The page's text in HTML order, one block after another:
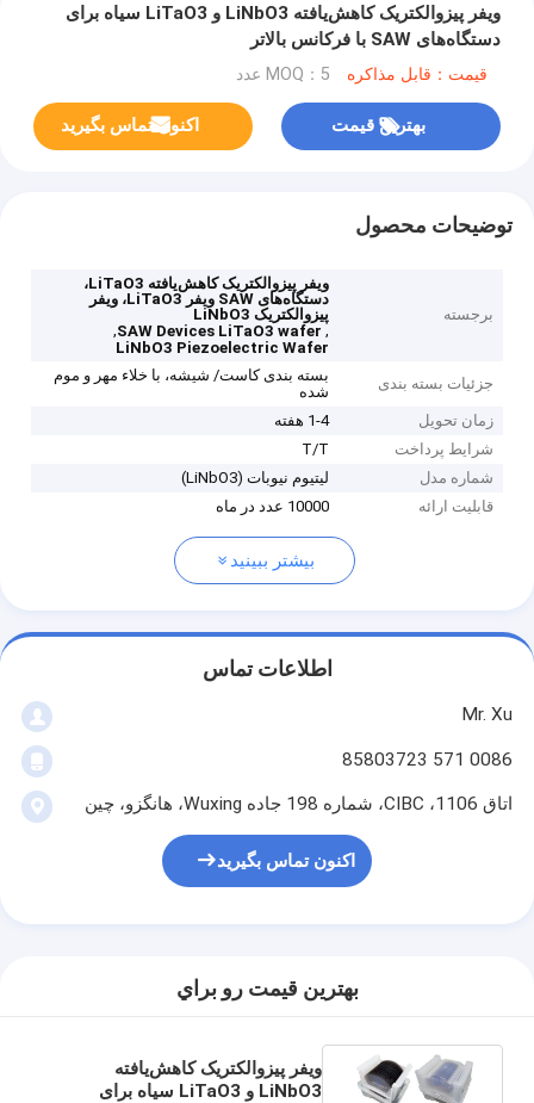
ویفر پیزوالکتریک کاهش‌یافته LiNbO3 و LiTaO3 سیاه برای
دستگاه‌های SAW با فرکانس بالاتر
قیمت：قابل مذاکره MOQ：5 عدد
بهترین قیمت اکنون تماس بگیرید
توضیحات محصول
برجسته
ویفر پیزوالکتریک کاهش‌یافته LiTaO3،
دستگاه‌های SAW ویفر LiTaO3، ویفر
پیزوالکتریک LiNbO3
,
SAW Devices LiTaO3 wafer
,
LiNbO3 Piezoelectric Wafer
جزئیات بسته بندی
بسته بندی کاست/ شیشه، با خلاء مهر و موم
شده
زمان تحویل
1-4 هفته
شرایط پرداخت
T/T
شماره مدل
لیتیوم نیوبات (LiNbO3)
قابلیت ارائه
10000 عدد در ماه
بیشتر ببینید
اطلاعات تماس
Mr. Xu
0086 571 85803723
اتاق 1106، CIBC، شماره 198 جاده Wuxing، هانگزو، چین
اکنون تماس بگیرید
بهترين قيمت رو براي
ویفر پیزوالکتریک کاهش‌یافته
LiNbO3 و LiTaO3 سیاه برای